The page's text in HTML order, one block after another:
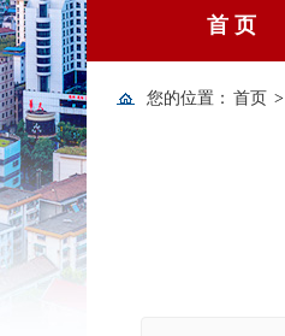
首 页
您的位置： 首页 >